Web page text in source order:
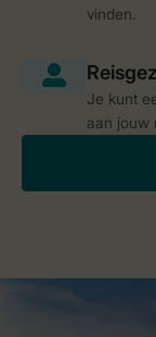
vinden.
Je kunt
aan jouw